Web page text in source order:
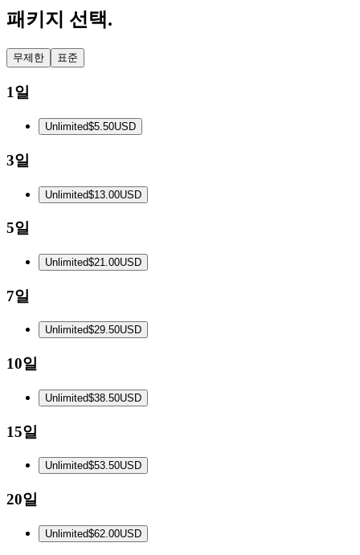
패키지 선택.
무제한 표준
1일
Unlimited$5.50USD
3일
Unlimited$13.00USD
5일
Unlimited$21.00USD
7일
Unlimited$29.50USD
10일
Unlimited$38.50USD
15일
Unlimited$53.50USD
20일
Unlimited$62.00USD